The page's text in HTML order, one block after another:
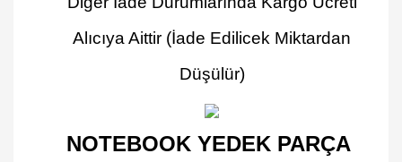
Alıcıya Aittir (İade Edilicek Miktardan
Düşülür)
NOTEBOOK YEDEK PARÇA